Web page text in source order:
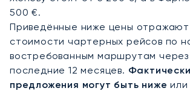
привыкшая к сложным заходам на
горной местности, что
спокойствие при аренде частного
Шамбери в любое время года.
500 €.
Приведённые ниже цены отражают
стоимости чартерных рейсов по
востребованным маршрутам
последние 12 месяцев.
предложения могут быть ниже